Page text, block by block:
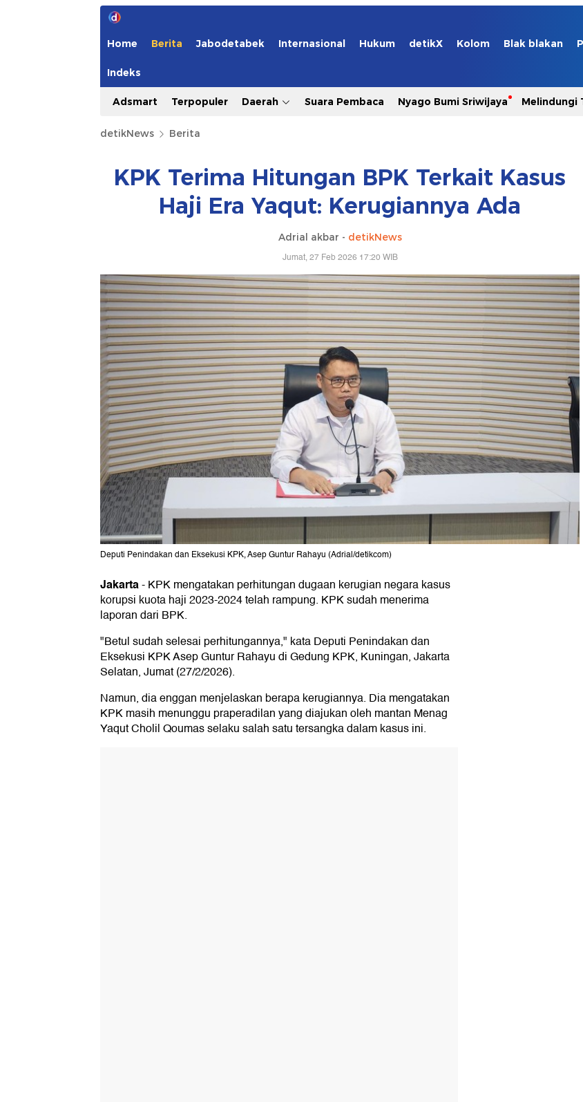
Home Berita Jabodetabek Internasional Hukum detikX Kolom Blak blakan
Indeks
Adsmart Terpopuler Daerah Suara Pembaca Nyago Bumi Sriwijaya Melindungi
detikNews Berita
KPK Terima Hitungan BPK Terkait Kasus
Haji Era Yaqut: Kerugiannya Ada
Adrial akbar - detikNews
Jumat, 27 Feb 2026 17:20 WIB
Deputi Penindakan dan Eksekusi KPK, Asep Guntur Rahayu (Adrial/detikcom)
Jakarta-KPK mengatakan perhitungan dugaan kerugian negara kasus
korupsi kuota haji 2023-2024 telah rampung. KPK sudah menerima
laporan dari BPK.
"Betul sudah selesai perhitungannya," kata Deputi Penindakan dan
Eksekusi KPK Asep Guntur Rahayu di Gedung KPK, Kuningan, Jakarta
Selatan, Jumat (27/2/2026).
Namun, dia enggan menjelaskan berapa kerugiannya. Dia mengatakan
KPK masih menunggu praperadilan yang diajukan oleh mantan Menag
Yaqut Cholil Qoumas selaku salah satu tersangka dalam kasus ini.